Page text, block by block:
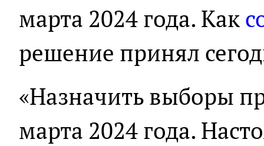
марта 2024 года. Как
решение принял
«Назначить выборы
марта 2024 года.